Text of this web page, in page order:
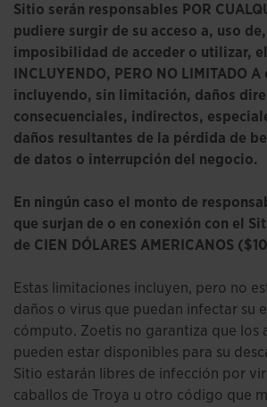
Sitio serán responsables POR
pudiere surgir de su acceso a, uso
imposibilidad de acceder o utilizar,
INCLUYENDO, PERO NO LIMITADO
incluyendo, sin limitación, daños
consecuenciales, indirectos,
daños resultantes de la pérdida de
de datos o interrupción del negocio.
En ningún caso el monto de
que surjan de o en conexión con el
de CIEN DÓLARES AMERICANOS
Estas limitaciones incluyen, pero no
daños o virus que puedan infectar su
cómputo. Zoetis no garantiza que los
pueden estar disponibles para su
Sitio estarán libres de infección por
caballos de Troya u otro código que